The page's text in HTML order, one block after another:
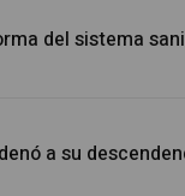
del sistema
a su